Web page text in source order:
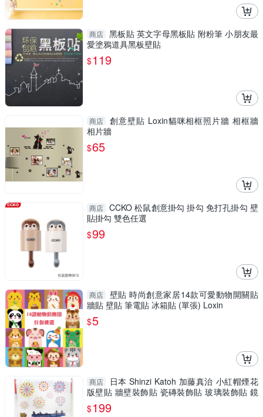
商店 黑板貼 英文字母黑板貼 附粉筆 小朋友最
愛塗鴉道具黑板壁貼
$119
商店
創意壁貼 Loxin貓咪相框照片牆 相框牆
相片牆
$65
商店 CCKO 松鼠創意掛勾 掛勾 免打孔掛勾 壁
貼掛勾 雙色任選
$99
商店
壁貼 時尚創意家居14款可愛動物開關貼
牆貼 壁貼 筆電貼 冰箱貼 (單張) Loxin
$5
商店
日本 Shinzi Katoh 加藤真治 小紅帽煙花
版壁貼 牆壁裝飾貼 瓷磚裝飾貼 玻璃裝飾貼 鏡
子裝飾貼-正版
$199